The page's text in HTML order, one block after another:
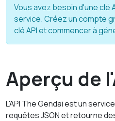
Vous avez besoin d'une clé
service. Créez un compte
clé API et commencer à
Aperçu de
L'API The Gendai est un
requêtes JSON et retourne